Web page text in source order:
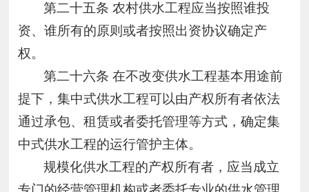
第二十五条 农村供水工程应当按照谁投
资、谁所有的原则或者按照出资协议确定产
权。
第二十六条 在不改变供水工程基本用途前
提下，集中式供水工程可以由产权所有者依法
通过承包、租赁或者委托管理等方式，确定集
中式供水工程的运行管护主体。
规模化供水工程的产权所有者，应当成立